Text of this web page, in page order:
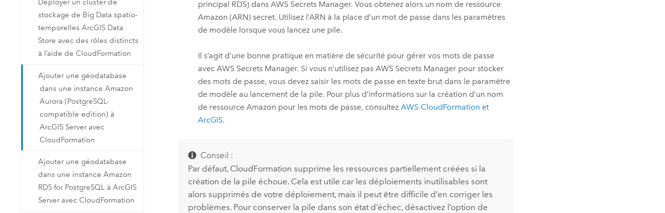
Déployer un cluster de
stockage de Big Data spatio-
temporelles ArcGIS Data
Store avec des rôles distincts
à l’aide de CloudFormation
Ajouter une géodatabase
dans une instance Amazon
Aurora (PostgreSQL-
compatible edition) à
ArcGIS Server avec
CloudFormation
Ajouter une géodatabase
dans une instance Amazon
RDS for PostgreSQL à ArcGIS
Server avec CloudFormation
principal RDS) dans AWS Secrets Manager. Vous obtenez alors un nom de ressource
Amazon (ARN) secret. Utilisez l’ARN à la place d’un mot de passe dans les paramètres
de modèle lorsque vous lancez une pile.
Il s’agit d’une bonne pratique en matière de sécurité pour gérer vos mots de passe
avec AWS Secrets Manager. Si vous n’utilisez pas AWS Secrets Managerpour stocker
des mots de passe, vous devez saisir les mots de passe en texte brut dans le paramètre
de modèle au lancement de la pile. Pour plus d’informations sur la création d’un nom
de ressource Amazon pour les mots de passe, consultez AWS CloudFormation et
ArcGIS.
Conseil :
Par défaut, CloudFormation supprime les ressources partiellement créées si la
création de la pile échoue. Cela est utile car les déploiements inutilisables sont
alors supprimés de votre déploiement, mais il peut être difficile d’en corriger les
problèmes. Pour conserver la pile dans son état d’échec, désactivez l’option de